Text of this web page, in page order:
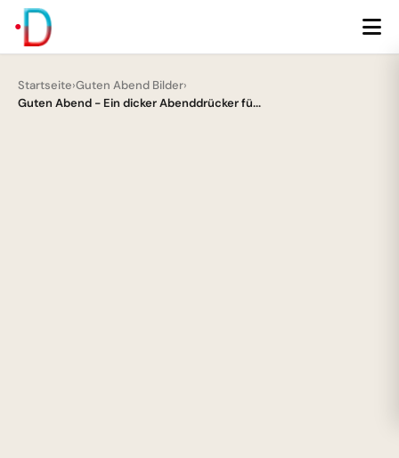
Startseite›Guten Abend Bilder›
Guten Abend - Ein dicker Abenddrücker fü...